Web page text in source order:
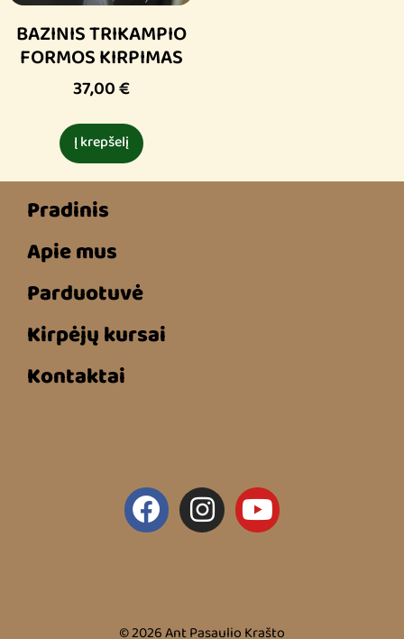
BAZINIS TRIKAMPIO
FORMOS KIRPIMAS
37,00€
Į krepšelį
Pradinis
Apie mus
Parduotuvė
Kirpėjų kursai
Kontaktai
© 2026 Ant Pasaulio Krašto